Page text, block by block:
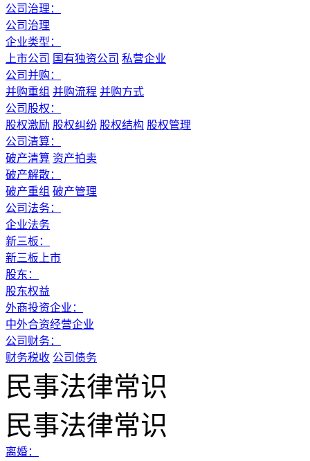
公司治理：
公司治理
企业类型：
上市公司 国有独资公司 私营企业
公司并购：
并购重组 并购流程 并购方式
公司股权：
股权激励 股权纠纷 股权结构 股权管理
公司清算：
破产清算 资产拍卖
破产解散：
破产重组 破产管理
公司法务：
企业法务
新三板：
新三板上市
股东：
股东权益
外商投资企业：
中外合资经营企业
公司财务：
财务税收 公司债务
民事法律常识
民事法律常识
离婚：